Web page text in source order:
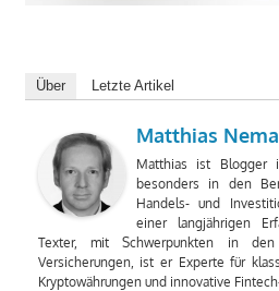
Über Letzte Artikel
Matthias
Matthias ist Blogger
besonders in den
Handels- und
einer langjährigen
Texter, mit Schwerpunkten in
Versicherungen, ist er Experte für
Kryptowährungen und innovative